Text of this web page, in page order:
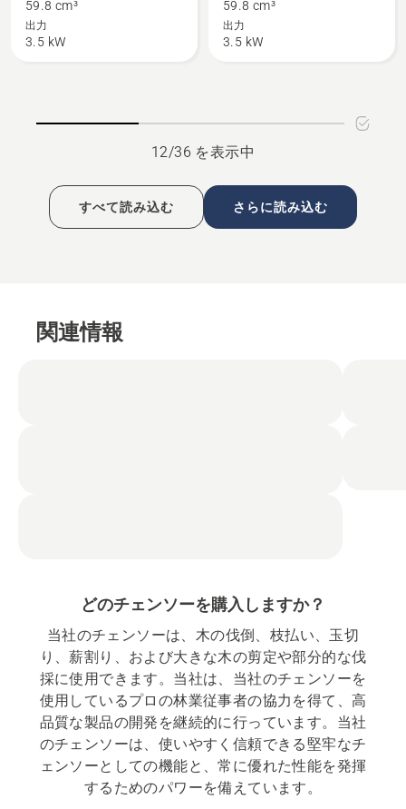
詳
細
59.8 cm³
出力
3.5 kW
の
詳
59.8 cm³
出力
3.5 kW
12/36 を表示中
すべて読み込む さらに読み込む
関連情報
どのチェンソーを購入しますか？
当社のチェンソーは、木の伐倒、枝払い、玉切
り、薪割り、および大きな木の剪定や部分的な伐
採に使用できます。当社は、当社のチェンソーを
使用しているプロの林業従事者の協力を得て、高
品質な製品の開発を継続的に行っています。当社
のチェンソーは、使いやすく信頼できる堅牢なチ
ェンソーとしての機能と、常に優れた性能を発揮
するためのパワーを備えています。